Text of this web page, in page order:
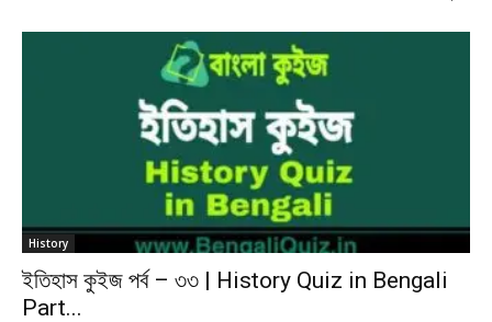
History
ইতিহাস কুইজ পর্ব – ৩৩ | History Quiz in Bengali
Part...